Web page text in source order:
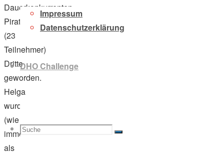
Impressum
Datenschutzerklärung
DHO Challenge
Suche
Suchen
Suche
Dauerkonkurrenten
Pirat
(23
Teilnehmer)
Dritte
geworden.
Helga
wurde
(wie
immer)
als